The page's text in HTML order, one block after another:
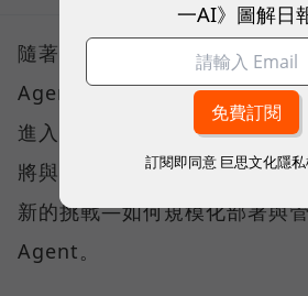
隨著微軟、Google、AWS 等
Agent將接管工作流程」，企
進入 AI 代理人時代。在可預
將與大量 AI Agent 協同工作
新的挑戰—如何規模化部署與
Agent。
一AI》圖解日
訂閱即同意 巨思文化隱